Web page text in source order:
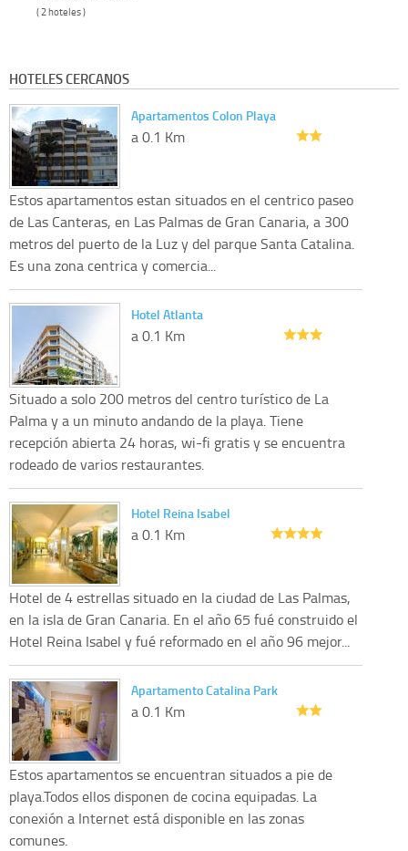
( 2 hoteles )
HOTELES CERCANOS
Apartamentos Colon Playa
a 0.1 Km
Estos apartamentos estan situados en el centrico paseo
de Las Canteras, en Las Palmas de Gran Canaria, a 300
metros del puerto de la Luz y del parque Santa Catalina.
Es una zona centrica y comercia...
Hotel Atlanta
a 0.1 Km
Situado a solo 200 metros del centro turístico de La
Palma y a un minuto andando de la playa. Tiene
recepción abierta 24 horas, wi-fi gratis y se encuentra
rodeado de varios restaurantes.
Hotel Reina Isabel
a 0.1 Km
Hotel de 4 estrellas situado en la ciudad de Las Palmas,
en la isla de Gran Canaria. En el año 65 fué construido el
Hotel Reina Isabel y fué reformado en el año 96 mejor...
Apartamento Catalina Park
a 0.1 Km
Estos apartamentos se encuentran situados a pie de
playa.Todos ellos disponen de cocina equipadas. La
conexión a Internet está disponible en las zonas
comunes.